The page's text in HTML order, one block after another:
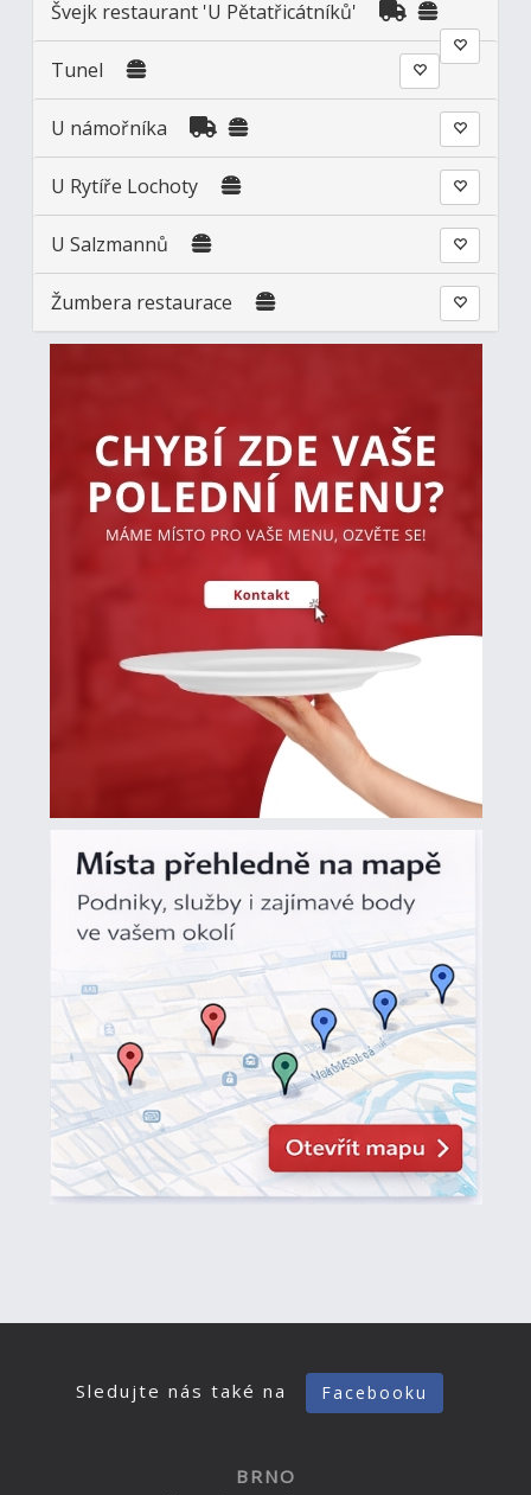
Švejk restaurant 'U Pětatřicátníků'
Tunel
U námořníka
U Rytíře Lochoty
U Salzmannů
Žumbera restaurace
Sledujte nás také na Facebooku
BRNO